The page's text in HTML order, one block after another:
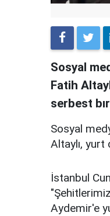
Sosyal
Fatih
serbest
Sosyal
Altaylı, yurt
İstanbul
Aydemir'e